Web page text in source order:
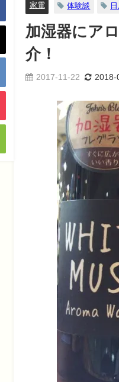
家電 体験談
加湿器にア
介！
2017-11-22 2018-